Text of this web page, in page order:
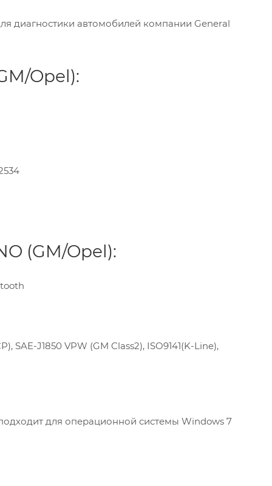
диагностики автомобилей компании General
Opel):
(GM/Opel):
SAE-J1850 VPW (GM Class2), ISO9141(K-Line),
для операционной системы Windows 7